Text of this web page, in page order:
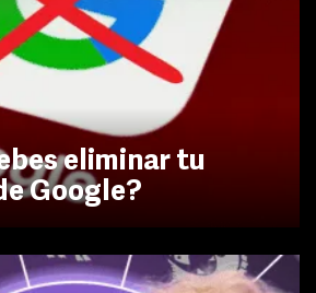
eliminar tu
Google?